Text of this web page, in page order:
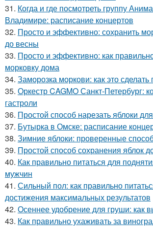
31. Когда и где посмотреть группу
Владимире: расписание концертов
32. Просто и эффективно: сохранить
до весны
33. Просто и эффективно: как
морковку дома
34. Заморозка моркови: как это
35. Оркестр CAGMO Санкт-Петербург:
гастроли
36. Простой способ нарезать яблоки
37. Бутырка в Омске: расписание
38. Зимние яблоки: проверенные
39. Простой способ сохранения яблок
40. Как правильно питаться для
мужчин
41. Сильный пол: как правильно
достижения максимальных результатов
42. Осеннее удобрение для груши: как
43. Как правильно ухаживать за